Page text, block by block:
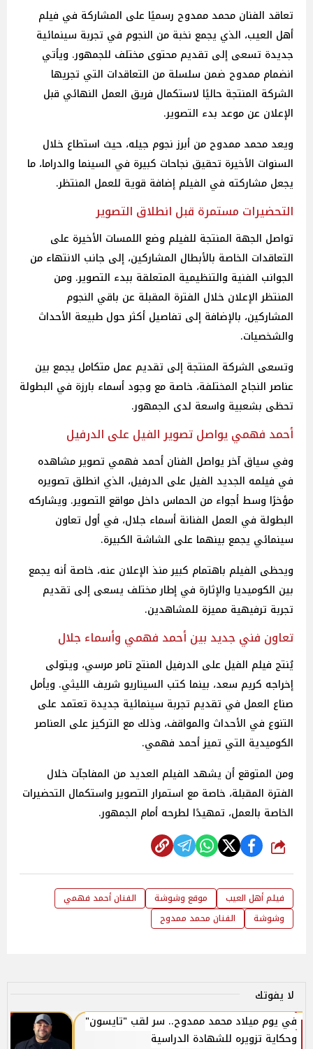
تعاقد الفنان محمد ممدوح رسميًا على المشاركة في فيلم
أهل العيب، الذي يجمع نخبة من النجوم في تجربة سينمائية
جديدة تسعى إلى تقديم محتوى مختلف للجمهور. ويأتي
انضمام ممدوح ضمن سلسلة من التعاقدات التي تجريها
الشركة المنتجة حاليًا لاستكمال فريق العمل النهائي قبل
الإعلان عن موعد بدء التصوير.
ويعد محمد ممدوح من أبرز نجوم جيله، حيث استطاع خلال
السنوات الأخيرة تحقيق نجاحات كبيرة في السينما والدراما، ما
يجعل مشاركته في الفيلم إضافة قوية للعمل المنتظر.
التحضيرات مستمرة قبل انطلاق التصوير
تواصل الجهة المنتجة للفيلم وضع اللمسات الأخيرة على
التعاقدات الخاصة بالأبطال المشاركين، إلى جانب الانتهاء من
الجوانب الفنية والتنظيمية المتعلقة ببدء التصوير. ومن
المنتظر الإعلان خلال الفترة المقبلة عن باقي النجوم
المشاركين، بالإضافة إلى تفاصيل أكثر حول طبيعة الأحداث
والشخصيات.
وتسعى الشركة المنتجة إلى تقديم عمل متكامل يجمع بين
عناصر النجاح المختلفة، خاصة مع وجود أسماء بارزة في البطولة
تحظى بشعبية واسعة لدى الجمهور.
أحمد فهمي يواصل تصوير الفيل على الدرفيل
وفي سياق آخر يواصل الفنان أحمد فهمي تصوير مشاهده
في فيلمه الجديد الفيل على الدرفيل، الذي انطلق تصويره
مؤخرًا وسط أجواء من الحماس داخل مواقع التصوير. ويشاركه
البطولة في العمل الفنانة أسماء جلال، في أول تعاون
سينمائي يجمع بينهما على الشاشة الكبيرة.
ويحظى الفيلم باهتمام كبير منذ الإعلان عنه، خاصة أنه يجمع
بين الكوميديا والإثارة في إطار مختلف يسعى إلى تقديم
تجربة ترفيهية مميزة للمشاهدين.
تعاون فني جديد بين أحمد فهمي وأسماء جلال
يُنتج فيلم الفيل على الدرفيل المنتج تامر مرسي، ويتولى
إخراجه كريم سعد، بينما كتب السيناريو شريف الليثي. ويأمل
صناع العمل في تقديم تجربة سينمائية جديدة تعتمد على
التنوع في الأحداث والمواقف، وذلك مع التركيز على العناصر
الكوميدية التي تميز أحمد فهمي.
ومن المتوقع أن يشهد الفيلم العديد من المفاجآت خلال
الفترة المقبلة، خاصة مع استمرار التصوير واستكمال التحضيرات
الخاصة بالعمل، تمهيدًا لطرحه أمام الجمهور.
شارك
فيلم أهل العيب موقع وشوشة
الفنان أحمد فهمي
وشوشة
الفنان محمد ممدوح
لا يفوتك
في يوم ميلاد محمد ممدوح.. سر لقب "تايسون"
وحكاية تزويره للشهادة الدراسية